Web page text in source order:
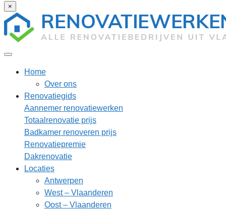
×
Home
Over ons
Renovatiegids
Aannemer renovatiewerken
Totaalrenovatie prijs
Badkamer renoveren prijs
Renovatiepremie
Dakrenovatie
Locaties
Antwerpen
West – Vlaanderen
Oost – Vlaanderen